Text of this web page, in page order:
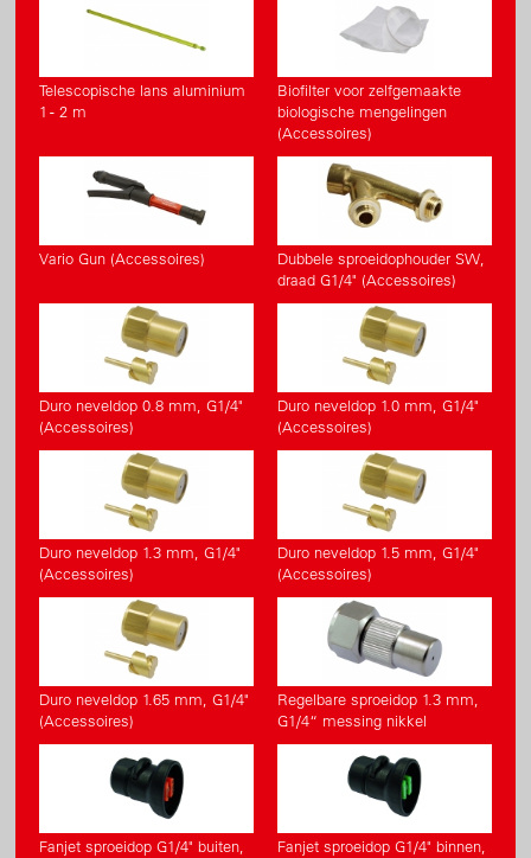
Telescopische lans aluminium
1 - 2 m
Biofilter voor zelfgemaakte
biologische mengelingen
(Accessoires)
Vario Gun (Accessoires)
Dubbele sproeidophouder SW,
draad G1/4" (Accessoires)
Duro neveldop 0.8 mm, G1/4"
(Accessoires)
Duro neveldop 1.0 mm, G1/4"
(Accessoires)
Duro neveldop 1.3 mm, G1/4"
(Accessoires)
Duro neveldop 1.5 mm, G1/4"
(Accessoires)
Duro neveldop 1.65 mm, G1/4"
(Accessoires)
Regelbare sproeidop 1.3 mm,
G1/4“ messing nikkel
Fanjet sproeidop G1/4" buiten,
Fanjet sproeidop G1/4" binnen,